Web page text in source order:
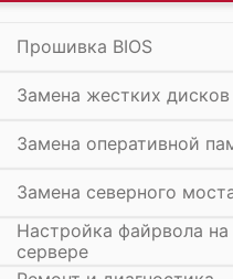
Прошивка BIOS
Замена жестких дисков
Замена оперативной
Замена северного
Настройка файрвола на
сервере